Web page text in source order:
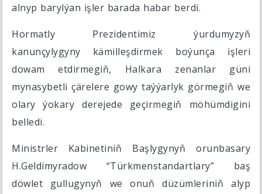
alnyp barylýan işler barada habar berdi.
Hormatly Prezidentimiz ýurdumyzyň
kanunçylygyny kämilleşdirmek boýunça işleri
dowam etdirmegiň, Halkara zenanlar güni
mynasybetli çärelere gowy taýýarlyk görmegiň we
olary ýokary derejede geçirmegiň möhümdigini
belledi.
Ministrler Kabinetiniň Başlygynyň orunbasary
H.Geldimyradow “Türkmenstandartlary” baş
döwlet gullugynyň we onuň düzümleriniň alyp